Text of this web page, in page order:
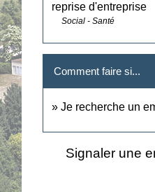
reprise d'entreprise
Social - Santé
Comment faire si...
Je recherche un
Signaler une